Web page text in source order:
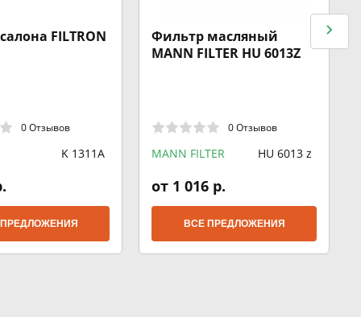
FILTRON
0 Отзывов
K 1311A
Фильтр масляный
MANN FILTER HU 6013Z
0 Отзывов
MANN FILTER HU 6013 z
от 1 016 р.
ВСЕ ПРЕДЛОЖЕНИЯ